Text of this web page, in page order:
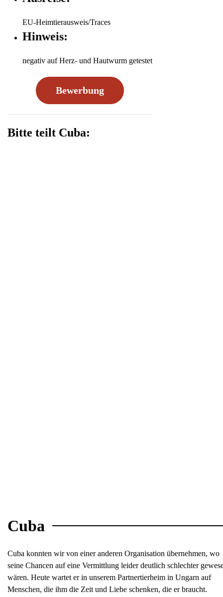
EU-Heimtierausweis/Traces
Hinweis:
negativ auf Herz- und Hautwurm getestet
Bewerbung
Bitte teilt Cuba:
Cuba
Cuba konnten wir von einer anderen Organisation übernehmen, wo
seine Chancen auf eine Vermittlung leider deutlich schlechter
wären. Heute wartet er in unserem Partnertierheim in Ungarn auf
Menschen, die ihm die Zeit und Liebe schenken, die er braucht.